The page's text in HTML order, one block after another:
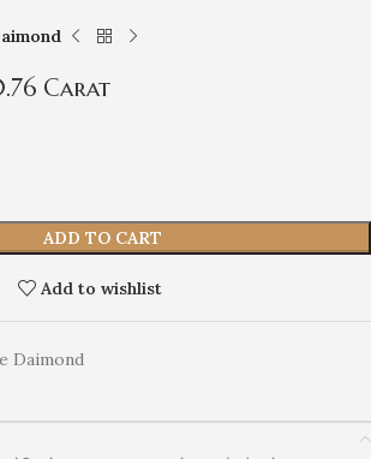
Carat
ADD TO CART
Add to wishlist
Daimond